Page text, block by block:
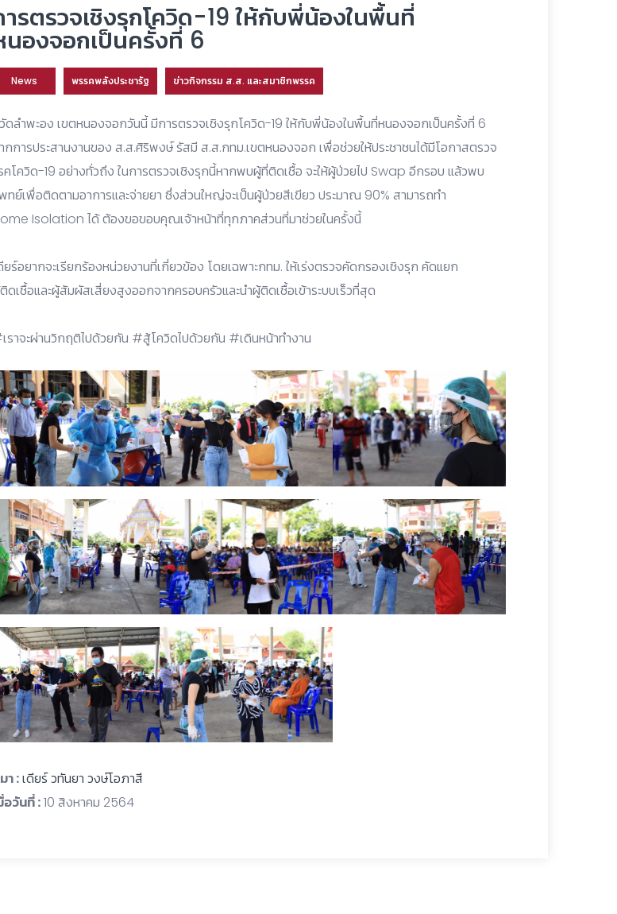
รตรวจเชิงรุกโควิด-19 ให้กับพี่น้องในพื้นที่
นองจอกเป็นครั้งที่ 6
News พรรคพลังประชารัฐ ข่าวกิจกรรม ส.ส. และสมาชิกพรรค
ดลำพะอง เขตหนองจอกวันนี้ มีการตรวจเชิงรุกโควิด-19 ให้กับพี่น้องในพื้นที่หนองจอกเป็นครั้งที่ 6
กการประสานงานของ ส.ส.ศิริพงษ์ รัสมี ส.ส.กทม.เขตหนองจอก เพื่อช่วยให้ประชาชนได้มีโอกาสตรวจ
คโควิด-19 อย่างทั่วถึง ในการตรวจเชิงรุกนี้หากพบผู้ที่ติดเชื้อ จะให้ผู้ป่วยไป Swap อีกรอบ แล้วพบ
ทย์เพื่อติดตามอาการและจ่ายยา ซึ่งส่วนใหญ่จะเป็นผู้ป่วยสีเขียว ประมาณ 90% สามารถทำ
Isolation ได้ ต้องขอขอบคุณเจ้าหน้าที่ทุกภาคส่วนที่มาช่วยในครั้งนี้
ยร์อยากจะเรียกร้องหน่วยงานที่เกี่ยวข้อง โดยเฉพาะกทม. ให้เร่งตรวจคัดกรองเชิงรุก คัดแยก
ดเชื้อและผู้สัมผัสเสี่ยงสูงออกจากครอบครัวและนำผู้ติดเชื้อเข้าระบบเร็วที่สุด
ราจะผ่านวิกฤติไปด้วยกัน #สู้โควิดไปด้วยกัน #เดินหน้าทำงาน
า :เดียร์ วทันยา วงษ์โอภาสี
อวันที่ :10 สิงหาคม 2564